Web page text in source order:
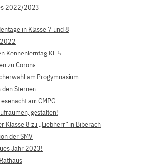
2022/2023
in Klasse 7 und 8
Kennenlerntag Kl. 5
zu Corona
am Progymnasium
den Sternen
am CMPG
gestalten!
Klasse 8 zu „Liebherr“ in Biberach
der SMV
Jahr 2023!